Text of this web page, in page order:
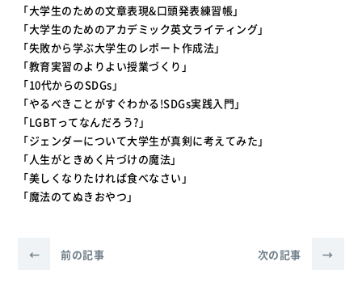
「大学生のための文章表現&口頭発表練習帳」
「大学生のためのアカデミック英文ライティング」
「失敗から学ぶ大学生のレポート作成法」
「教育実習のよりよい授業づくり」
「10代からのSDGs」
「やるべきことがすぐわかる!SDGs実践入門」
「LGBTってなんだろう?」
「ジェンダーについて大学生が真剣に考えてみた」
「人生がときめく片づけの魔法」
「美しくなりたければ食べなさい」
「魔法のてぬきおやつ」
← 前の記事 次の記事 →